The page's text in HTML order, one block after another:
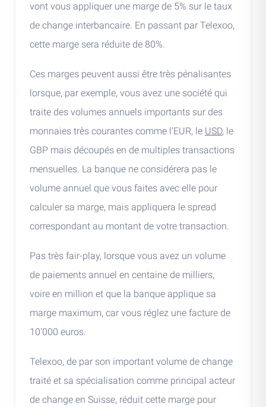
vont vous appliquer une marge de 5% sur le taux
de change interbancaire. En passant par Telexoo,
cette marge sera réduite de 80%.
Ces marges peuvent aussi être très pénalisantes
lorsque, par exemple, vous avez une société qui
traite des volumes annuels importants sur des
monnaies très courantes comme l’EUR, le USD, le
GBP mais découpés en de multiples transactions
mensuelles. La banque ne considérera pas le
volume annuel que vous faites avec elle pour
calculer sa marge, mais appliquera le spread
correspondant au montant de votre transaction.
Pas très fair-play, lorsque vous avez un volume
de paiements annuel en centaine de milliers,
voire en million et que la banque applique sa
marge maximum, car vous réglez une facture de
10'000 euros.
Telexoo, de par son important volume de change
traité et sa spécialisation comme principal acteur
de change en Suisse, réduit cette marge pour